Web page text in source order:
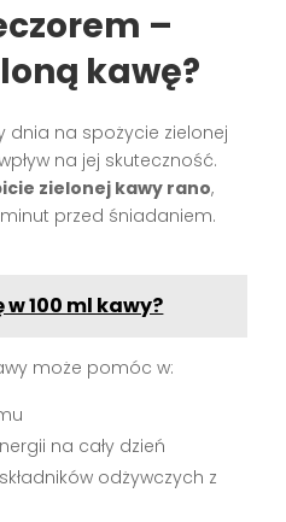
–
kawę?
dnia na spożycie zielonej
na jej skuteczność.
zielonej kawy rano,
przed śniadaniem.
100 ml kawy?
może pomóc w:
na cały dzień
odżywczych z